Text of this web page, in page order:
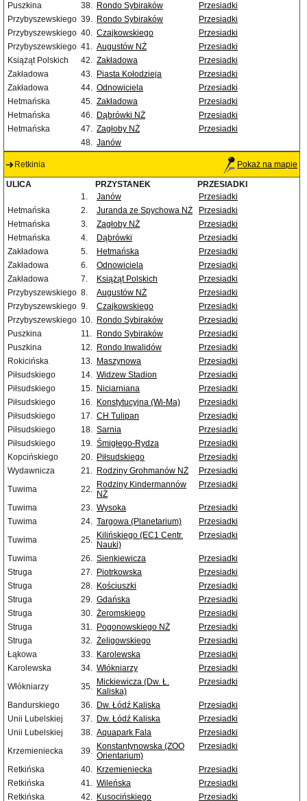
Puszkina
38. Rondo Sybiraków
Przesiadki
Przybyszewskiego 39. Rondo Sybiraków
Przesiadki
Przybyszewskiego 40. Czajkowskiego
Przesiadki
Przybyszewskiego 41. Augustów NŻ
Przesiadki
Książąt Polskich
42. Zakładowa
Przesiadki
Zakładowa
43. Piasta Kołodzieja
Przesiadki
Zakładowa
44. Odnowiciela
Przesiadki
Hetmańska
45. Zakładowa
Przesiadki
Hetmańska
46. Dąbrówki NŻ
Przesiadki
Hetmańska
47. Zagłoby NŻ
Przesiadki
48. Janów
Retkinia Pokaż na mapie
ULICA PRZYSTANEK
PRZESIADKI
1.
Janów
Przesiadki
Hetmańska
2. Juranda ze Spychowa NŻ
Przesiadki
Hetmańska
3. Zagłoby NŻ
Przesiadki
Hetmańska
4. Dąbrówki
Przesiadki
Zakładowa
5. Hetmańska
Przesiadki
Zakładowa
6. Odnowiciela
Przesiadki
Zakładowa
7. Książąt Polskich
Przesiadki
Przybyszewskiego 8. Augustów NŻ
Przesiadki
Przybyszewskiego 9. Czajkowskiego
Przesiadki
Przybyszewskiego 10. Rondo Sybiraków
Przesiadki
Puszkina
11. Rondo Sybiraków
Przesiadki
Puszkina
12. Rondo Inwalidów
Przesiadki
Rokicińska
13. Maszynowa
Przesiadki
Piłsudskiego
14. Widzew Stadion
Przesiadki
Piłsudskiego
15. Niciarniana
Przesiadki
Piłsudskiego
16. Konstytucyjna (Wi-Ma)
Przesiadki
Piłsudskiego
17. CH Tulipan
Przesiadki
Piłsudskiego
18. Sarnia
Przesiadki
Piłsudskiego
19. Śmigłego-Rydza
Przesiadki
Kopcińskiego
20. Piłsudskiego
Przesiadki
Wydawnicza
21. Rodziny Grohmanów NŻ
Przesiadki
Tuwima
22. Rodziny Kindermannów
NŻ
Przesiadki
Tuwima 23. Wysoka
Przesiadki
Tuwima
24. Targowa (Planetarium)
Przesiadki
Tuwima
25. Kilińskiego (EC1 Centr.
Nauki)
Przesiadki
Tuwima 26. Sienkiewicza
Przesiadki
Struga
27. Piotrkowska
Przesiadki
Struga
28. Kościuszki
Przesiadki
Struga
29. Gdańska
Przesiadki
Struga
30. Żeromskiego
Przesiadki
Struga
31. Pogonowskiego NŻ
Przesiadki
Struga
32. Żeligowskiego
Przesiadki
Łąkowa
33. Karolewska
Przesiadki
Karolewska
34. Włókniarzy
Przesiadki
Włókniarzy
35. Mickiewicza (Dw. Ł.
Kaliska)
Przesiadki
Bandurskiego 36. Dw. Łódź Kaliska
Przesiadki
Unii Lubelskiej
37. Dw. Łódź Kaliska
Przesiadki
Unii Lubelskiej
38. Aquapark Fala
Przesiadki
Krzemieniecka
39. Konstantynowska (ZOO
Orientarium)
Przesiadki
Retkińska 40. Krzemieniecka
Przesiadki
Retkińska
41. Wileńska
Przesiadki
Retkińska
42. Kusocińskiego Przesiadki